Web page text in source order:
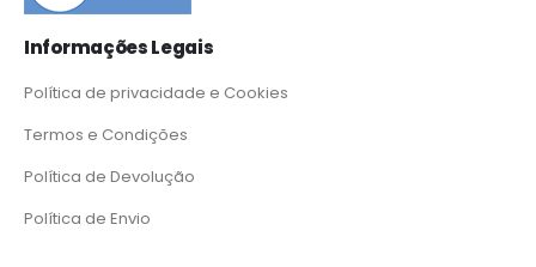
Informações Legais
Política de privacidade e Cookies
Termos e Condições
Política de Devolução
Política de Envio